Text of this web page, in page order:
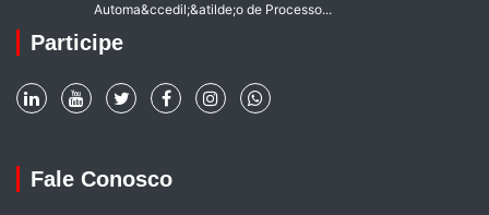
Automa&ccedil;&atilde;o de Processo...
Participe
Fale Conosco